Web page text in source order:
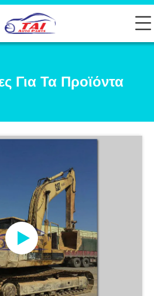
Για Τα Προϊόντα